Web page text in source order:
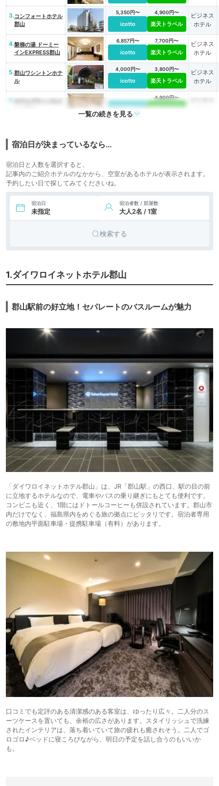
3.コンフォートホテル
郡山
5,350円〜
icotto
4,900円〜
楽天トラベル
ビジネス
ホテル
4.磐梯の湯 ドーミー
インEXPRESS郡山
6,857円〜
icotto
7,700円〜
楽天トラベル
ビジネス
ホテル
5.郡山ワシントンホテ
ル
4,000円〜
icotto
3,800円〜
楽天トラベル
ビジネス
ホテル
6.
ホテルグローバルビ
icotto
4,800円〜
楽天トラベル
ビジネス
8.郡山シティホテル
一覧の続きを見る
宿泊日が決まっているなら…
宿泊日と人数を選択すると、
記事内のご紹介ホテルのなかから、空室があるホテルが表示されます。
予約したい日で探してみてくださいね。
宿泊日
未指定
宿泊者数 / 部屋数
大人2名 / 1室
検索する
1.ダイワロイネットホテル郡山
郡山駅前の好立地！セパレートのバスルームが魅力
「ダイワロイネットホテル郡山」は、JR「郡山駅」の西口、駅の目の前
に立地するホテルなので、電車やバスの乗り継ぎにもとても便利です。
コンビニも近く、1階にはドトールコーヒーも併設されています。郡山市
内だけでなく、福島県内をめぐる旅の拠点にピッタリです。宿泊者専用
の敷地内平面駐車場・提携駐車場（有料）があります。
口コミでも定評のある清潔感のある客室は、ゆったり広々。二人分のス
ーツケースを置いても、余裕の広さがあります。スタイリッシュで洗練
されたインテリアは、落ち着いていて旅の疲れも癒されそう。二人でゴ
ロゴロ♪ベッドに寝ころびながら、明日の予定を話し合うのもいいか
も。